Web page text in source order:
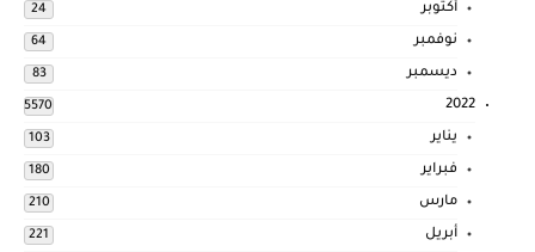
أكتوبر 24
نوفمبر 64
ديسمبر 83
2022
5570
يناير 103
فبراير 180
مارس 210
أبريل 221